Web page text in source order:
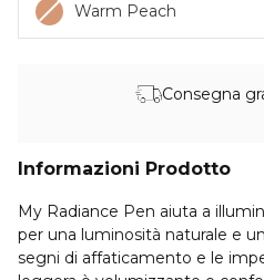
Warm Peach
Consegna
Informazioni Prodotto
My Radiance Pen aiuta a
per una luminosità naturale e
segni di affaticamento e le